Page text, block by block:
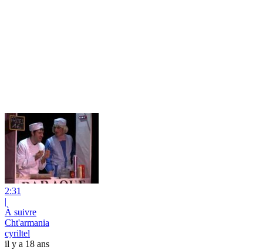
2:31
|
À suivre
Cht'armania
cyriltel
il y a 18 ans